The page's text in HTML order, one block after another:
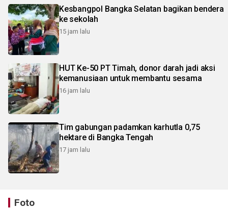
Kesbangpol Bangka Selatan bagikan bendera
ke sekolah
15 jam lalu
HUT Ke-50 PT Timah, donor darah jadi aksi
kemanusiaan untuk membantu sesama
16 jam lalu
Tim gabungan padamkan karhutla 0,75
hektare di Bangka Tengah
17 jam lalu
Foto